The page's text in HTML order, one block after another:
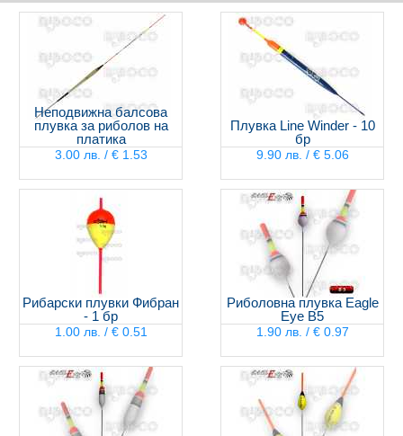
Неподвижна балсова
плувка за риболов на
платика
3.00 лв. / € 1.53
Плувка Line Winder - 10
бр
9.90 лв. / € 5.06
Рибарски плувки Фибран
- 1 бр
1.00 лв. / € 0.51
Риболовна плувка Eagle
Eye B5
1.90 лв. / € 0.97